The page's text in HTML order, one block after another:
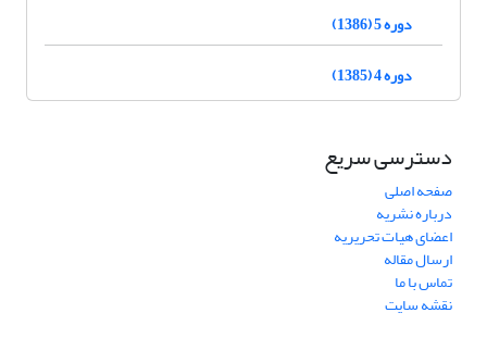
دوره 5 (1386)
دوره 4 (1385)
دسترسی سریع
صفحه اصلی
درباره نشریه
اعضای هیات تحریریه
ارسال مقاله
تماس با ما
نقشه سایت